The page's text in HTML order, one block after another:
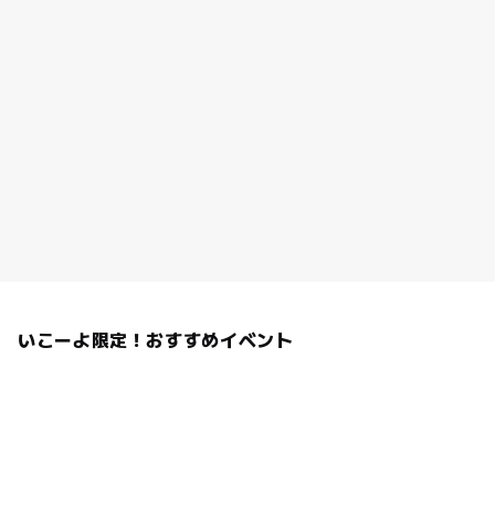
いこーよ限定！おすすめイベント